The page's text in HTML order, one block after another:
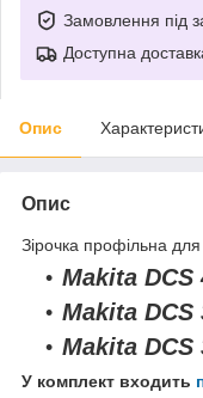
Замовлення під
Доступна
Опис
Опис
Зірочка профільна
Makita DCS
Makita DCS
Makita DCS
У комплект входить